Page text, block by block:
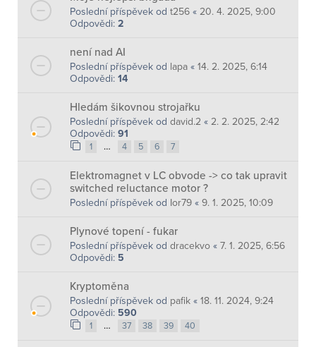
Poslední příspěvek od t256 « 20. 4. 2025, 9:00
Odpovědi: 2
není nad AI
Poslední příspěvek od lapa « 14. 2. 2025, 6:14
Odpovědi: 14
Hledám šikovnou strojařku
Poslední příspěvek od david.2 « 2. 2. 2025, 2:42
Odpovědi: 91
1 … 4 5 6 7
Elektromagnet v LC obvode -> co tak upravit
switched reluctance motor ?
Poslední příspěvek od Ior79 « 9. 1. 2025, 10:09
Plynové topení - fukar
Poslední příspěvek od dracekvo « 7. 1. 2025, 6:56
Odpovědi: 5
Kryptoměna
Poslední příspěvek od pafik « 18. 11. 2024, 9:24
Odpovědi: 590
1 … 37 38 39 40